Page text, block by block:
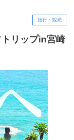
旅行・観光
リップin宮崎